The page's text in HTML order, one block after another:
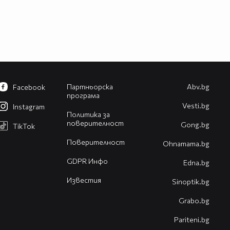
Партньорска
програма
Политика за
поверителност
Поверителност
GDPR Инфо
Известия
Facebook
Instagram
TikTok
Abv.bg
Vesti.bg
Gong.bg
Оhnamama.bg
Edna.bg
Sinoptik.bg
Grabo.bg
Pariteni.bg